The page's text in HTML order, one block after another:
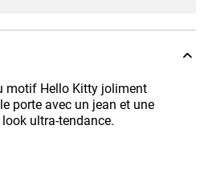
motif Hello Kitty joliment
porte avec un jean et une
ultra-tendance.